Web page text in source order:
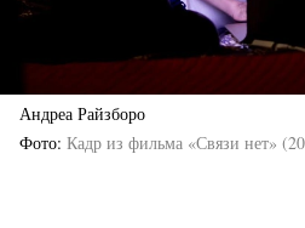
Андреа Райзборо
Фото Кадр из фильма «Связи нет»